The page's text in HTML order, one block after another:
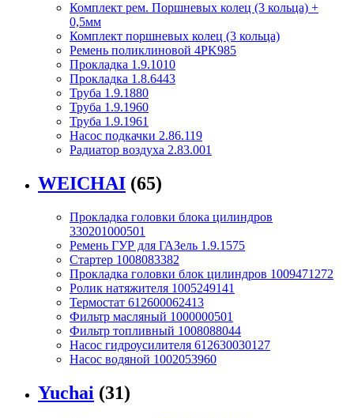
Комплект рем. Поршневых колец (3 кольца) +
0,5мм
Комплект поршневых колец (3 кольца)
Ремень поликлиновой 4PK985
Прокладка 1.9.1010
Прокладка 1.8.6443
Труба 1.9.1880
Труба 1.9.1960
Труба 1.9.1961
Насос подкачки 2.86.119
Радиатор воздуха 2.83.001
WEICHAI (65)
Прокладка головки блока цилиндров
330201000501
Ремень ГУР для ГАЗель 1.9.1575
Стартер 1008083382
Прокладка головки блок цилиндров 1009471272
Ролик натяжителя 1005249141
Термостат 612600062413
Фильтр масляный 1000000501
Фильтр топливный 1008088044
Насос гидроусилителя 612630030127
Насос водяной 1002053960
Yuchai (31)